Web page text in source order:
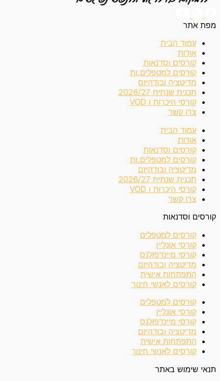
מפת אתר
עמוד הבית
אודות
קורסים וסדנאות
קורסים למטפלים.ות
מדיטציה ובודהיזם
תכנית שנתית 2026/27
קורסי היכרות ו VOD
צרו קשר
עמוד הבית
אודות
קורסים וסדנאות
קורסים למטפלים.ות
מדיטציה ובודהיזם
תכנית שנתית 2026/27
קורסי היכרות ו VOD
צרו קשר
קורסים וסדנאות
קורסים למטפלים
קורסי אונליין
קורסי מיינדפולנס
מדיטציה ובודהיזם
התפתחות אישית
קורסים לאנשי חינוך
קורסים למטפלים
קורסי אונליין
קורסי מיינדפולנס
מדיטציה ובודהיזם
התפתחות אישית
קורסים לאנשי חינוך
תנאי שימוש באתר